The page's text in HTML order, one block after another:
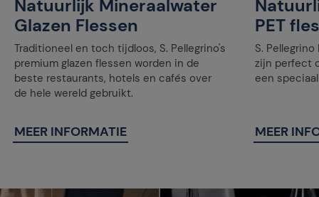
Natuurlijk Mineraalwater
Glazen Flessen
Traditioneel en toch tijdloos, S. Pellegrino's
premium glazen flessen worden in de
beste restaurants, hotels en cafés over
de hele wereld gebruikt.
MEER INFORMATIE
PET
S.
zijn perfect
een
MEER